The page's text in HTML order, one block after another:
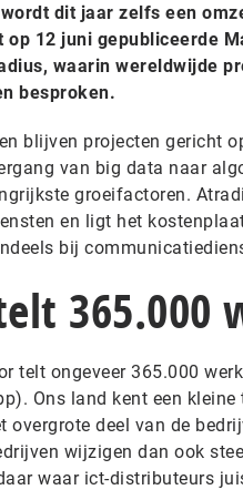
dit jaar zelfs een
12 juni gepubliceerde
waarin wereldwijde
besproken.
blijven projecten gericht
van big data naar
groeifactoren.
en ligt het
bij
365.000
telt ongeveer 365.000
Ons land kent een
overgrote deel van de
wijzigen dan ook
waar ict-distributeurs